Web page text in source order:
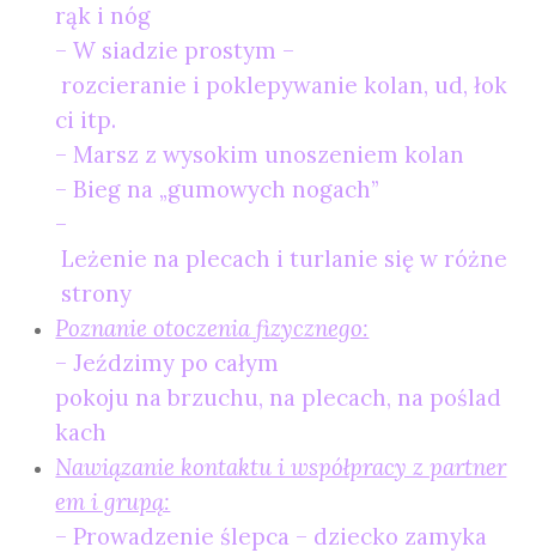
rąk i nóg
– W siadzie prostym –
rozcieranie i poklepywanie kolan, ud, łok
ci itp.
– Marsz z wysokim unoszeniem kolan
– Bieg na „gumowych nogach”
–
Leżenie na plecach i turlanie się w różne
strony
Poznanie otoczenia fizycznego:
– Jeździmy po całym
pokoju na brzuchu, na plecach, na poślad
kach
Nawiązanie kontaktu i współpracy z partner
em i grupą:
– Prowadzenie ślepca – dziecko zamyka